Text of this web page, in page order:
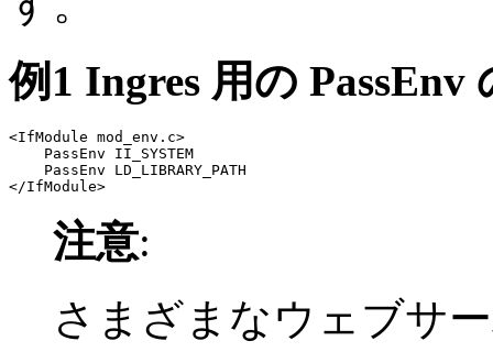
例1 Ingres 用の PassEnv
<IfModule mod_env.c>
    PassEnv II_SYSTEM
    PassEnv LD_LIBRARY_PATH
注意:
さまざまなウェブサ